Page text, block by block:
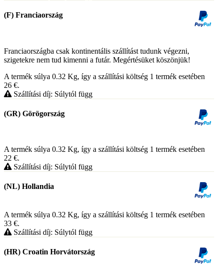
(F) Franciaország
Franciaországba csak kontinentális szállítást tudunk végezni,
szigetekre nem tud kimenni a futár. Megértésüket köszönjük!
A termék súlya 0.32 Kg, így a szállítási költség 1 termék esetében
26 €.
Szállítási díj: Súlytól függ
(GR) Görögország
A termék súlya 0.32 Kg, így a szállítási költség 1 termék esetében
22 €.
Szállítási díj: Súlytól függ
(NL) Hollandia
A termék súlya 0.32 Kg, így a szállítási költség 1 termék esetében
33 €.
Szállítási díj: Súlytól függ
(HR) Croatin Horvátország